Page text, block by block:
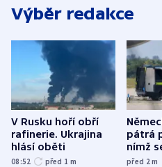
Výběr redakce
V Rusku hoří obří
rafinerie. Ukrajina
hlásí oběti
08:52 před 1 m
pátrá
nímž
letadlo
před 2m